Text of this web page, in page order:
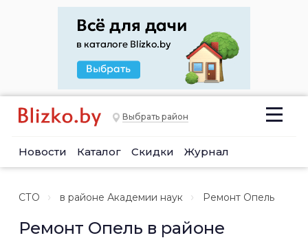
Выбрать район
Новости Каталог Скидки Журнал
СТО в районе Академии наук Ремонт Опель
Ремонт Опель в районе